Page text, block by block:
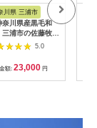
川県 三浦市
奈川県産黒毛和
三浦市の佐藤牧場
てた葉山牛 切り
し3P M079-
5.0
額: 23,000 円